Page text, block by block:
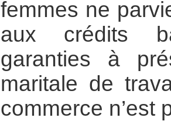
femmes ne
aux crédits
garanties à
maritale de
commerce n’est